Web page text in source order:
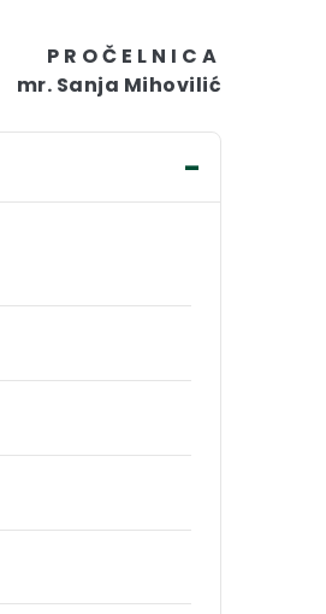
P R O Č E L N I C A
mr. Sanja Mihovilić